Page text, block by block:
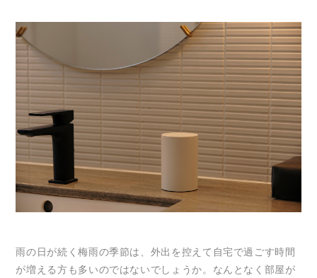
雨の日が続く梅雨の季節は、外出を控えて自宅で過ごす時間
が増える方も多いのではないでしょうか。なんとなく部屋が